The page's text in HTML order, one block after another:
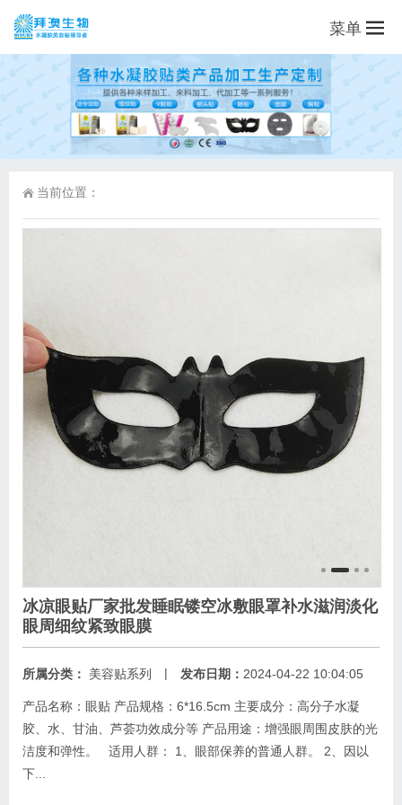
菜单
当前位置：
冰凉眼贴厂家批发睡眠镂空冰敷眼罩补水滋润淡化
眼周细纹紧致眼膜
所属分类： 美容贴系列 | 发布日期： 2024-04-22 10:04:05
产品名称：眼贴 产品规格：6*16.5cm 主要成分：高分子水凝
胶、水、甘油、芦荟功效成分等 产品用途：增强眼周围皮肤的光
洁度和弹性。 适用人群： 1、眼部保养的普通人群。 2、因以
下...